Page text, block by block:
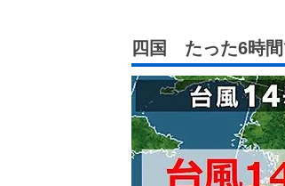
四国 たった6時